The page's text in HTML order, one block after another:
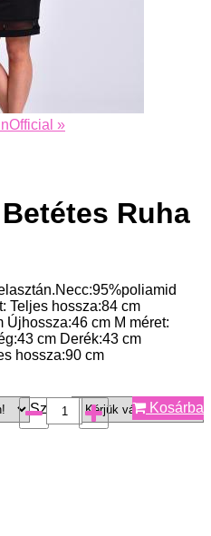
»
Ruha
Teljes hossza:84 cm
Újhossza:46 cm M méret:
cm Derék:43 cm
hossza:90 cm
Szín*: Kosárba